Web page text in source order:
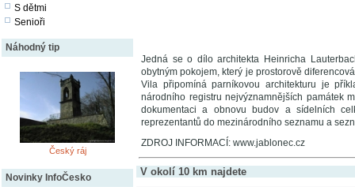
S dětmi
Senioři
Náhodný tip
Český ráj
Novinky InfoČesko
Jedná se o dílo architekta Heinricha
obytným pokojem, který je prostorově
Vila připomíná parníkovou architekturu je
národního registru nejvýznamnějších památek
dokumentaci a obnovu budov a sídelních
reprezentantů do mezinárodního seznamu a
ZDROJ INFORMACÍ: www.jablonec.cz
V okolí 10 km najdete